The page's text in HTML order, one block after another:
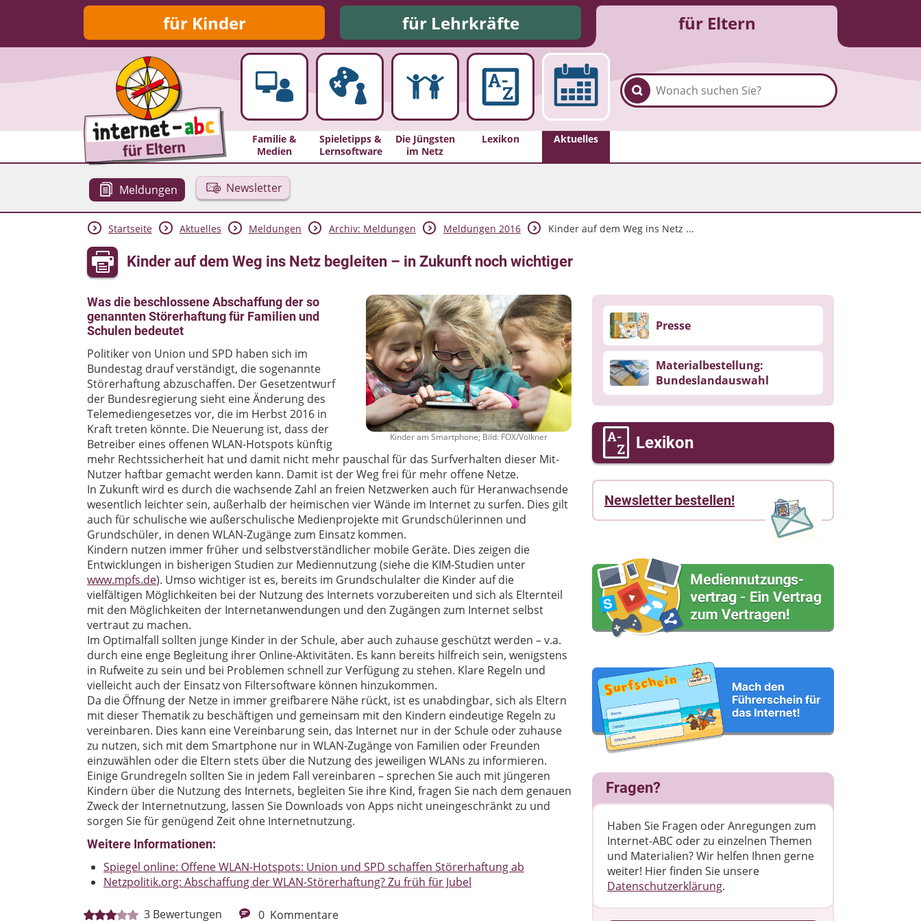
für Kinder für Lehrkräfte für Eltern
Familie &
Medien
Spieletipps &
Lernsoftware
Die Jüngsten
im Netz
Lexikon Aktuelles
Meldungen Newsletter
Startseite Aktuelles Meldungen Archiv: Meldungen Meldungen 2016 Kinder auf dem Weg ins Netz ...
Kinder auf dem Weg ins Netz begleiten – in Zukunft noch wichtiger
Kinder am Smartphone; Bild: FOX/Völkner
Was die beschlossene Abschaffung der so
genannten Störerhaftung für Familien und
Schulen bedeutet
Politiker von Union und SPD haben sich im
Bundestag drauf verständigt, die sogenannte
Störerhaftung abzuschaffen. Der Gesetzentwurf
der Bundesregierung sieht eine Änderung des
Telemediengesetzes vor, die im Herbst 2016 in
Kraft treten könnte. Die Neuerung ist, dass der
Betreiber eines offenen WLAN-Hotspots künftig
mehr Rechtssicherheit hat und damit nicht mehr pauschal für das Surfverhalten dieser Mit-
Nutzer haftbar gemacht werden kann. Damit ist der Weg frei für mehr offene Netze.
In Zukunft wird es durch die wachsende Zahl an freien Netzwerken auch für Heranwachsende
wesentlich leichter sein, außerhalb der heimischen vier Wände im Internet zu surfen. Dies gilt
auch für schulische wie außerschulische Medienprojekte mit Grundschülerinnen und
Grundschüler, in denen WLAN-Zugänge zum Einsatz kommen.
Kindern nutzen immer früher und selbstverständlicher mobile Geräte. Dies zeigen die
Entwicklungen in bisherigen Studien zur Mediennutzung (siehe die KIM-Studien unter
www.mpfs.de). Umso wichtiger ist es, bereits im Grundschulalter die Kinder auf die
vielfältigen Möglichkeiten bei der Nutzung des Internets vorzubereiten und sich als Elternteil
mit den Möglichkeiten der Internetanwendungen und den Zugängen zum Internet selbst
vertraut zu machen.
Im Optimalfall sollten junge Kinder in der Schule, aber auch zuhause geschützt werden – v.a.
durch eine enge Begleitung ihrer Online-Aktivitäten. Es kann bereits hilfreich sein, wenigstens
in Rufweite zu sein und bei Problemen schnell zur Verfügung zu stehen. Klare Regeln und
vielleicht auch der Einsatz von Filtersoftware können hinzukommen.
Da die Öffnung der Netze in immer greifbarere Nähe rückt, ist es unabdingbar, sich als Eltern
mit dieser Thematik zu beschäftigen und gemeinsam mit den Kindern eindeutige Regeln zu
vereinbaren. Dies kann eine Vereinbarung sein, das Internet nur in der Schule oder zuhause
zu nutzen, sich mit dem Smartphone nur in WLAN-Zugänge von Familien oder Freunden
einzuwählen oder die Eltern stets über die Nutzung des jeweiligen WLANs zu informieren.
Einige Grundregeln sollten Sie in jedem Fall vereinbaren – sprechen Sie auch mit jüngeren
Kindern über die Nutzung des Internets, begleiten Sie ihre Kind, fragen Sie nach dem genauen
Zweck der Internetnutzung, lassen Sie Downloads von Apps nicht uneingeschränkt zu und
sorgen Sie für genügend Zeit ohne Internetnutzung.
Weitere Informationen:
Spiegel online: Offene WLAN-Hotspots: Union und SPD schaffen Störerhaftung ab
Netzpolitik.org: Abschaffung der WLAN-Störerhaftung? Zu früh für Jubel
3 Bewertungen 0 Kommentare
Presse
Materialbestellung:
Bundeslandauswahl
Lexikon
Newsletter bestellen!
Fragen?
Haben Sie Fragen oder Anregungen zum
Internet-ABC oder zu einzelnen Themen
und Materialien? Wir helfen Ihnen gerne
weiter! ​Hier finden Sie unsere
Datenschutzerklärung.